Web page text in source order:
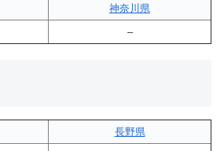
神奈川県
–
長野県